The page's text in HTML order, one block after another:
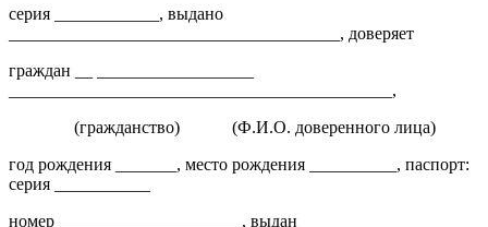
серия ____________, выдано
______________________________________, доверяет
граждан __ __________________
____________________________________________,
(гражданство)
(Ф.И.О. доверенного лица)
год рождения _______, место рождения __________, паспорт:
серия ___________
номер _____________________, выдан